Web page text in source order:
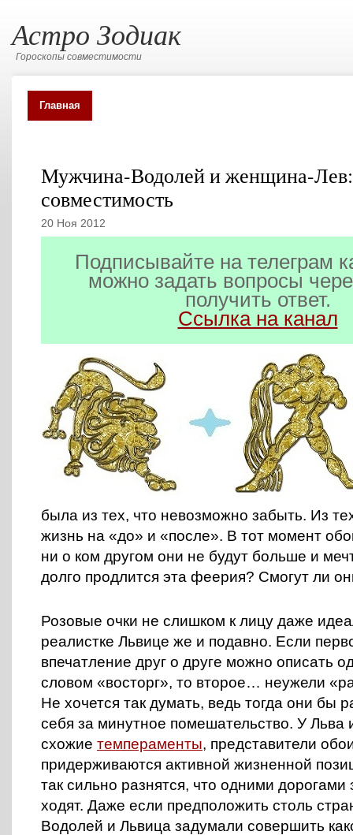
Астро Зодиак
Гороскопы совместимости
Главная
Мужчина-Водолей и женщина-Лев:
совместимость
20 Ноя 2012
Подписывайте на телеграм
можно задать вопросы
получить ответ.
Ссылка на канал
была из тех, что невозможно забыть. Из
жизнь на «до» и «после». В тот момент
ни о ком другом они не будут больше и
долго продлится эта феерия? Смогут ли
Розовые очки не слишком к лицу даже
реалистке Львице же и подавно. Если
впечатление друг о друге можно описать
словом «восторг», то второе… неужели
Не хочется так думать, ведь тогда они бы
себя за минутное помешательство. У Льва
схожие темпераменты, представители
придерживаются активной жизненной
так сильно разнятся, что одними
ходят. Даже если предположить столь
Водолей и Львица задумали совершить